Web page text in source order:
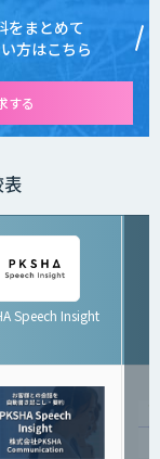
をまとめて
方はこちら
する
Speech Insight